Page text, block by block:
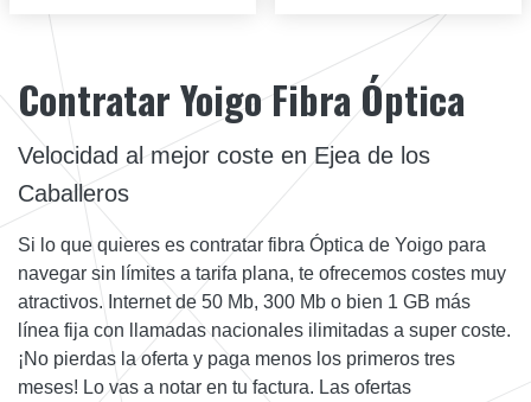
Contratar Yoigo Fibra Óptica
Velocidad al mejor coste en Ejea de los
Caballeros
Si lo que quieres es contratar fibra Óptica de Yoigo para
navegar sin límites a tarifa plana, te ofrecemos costes muy
atractivos. Internet de 50 Mb, 300 Mb o bien 1 GB más
línea fija con llamadas nacionales ilimitadas a super coste.
¡No pierdas la oferta y paga menos los primeros tres
meses! Lo vas a notar en tu factura. Las ofertas